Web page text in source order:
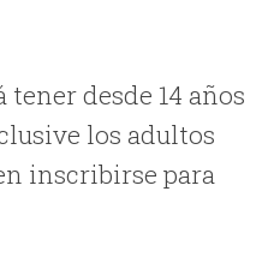
desde 14 años
los adultos
inscribirse para